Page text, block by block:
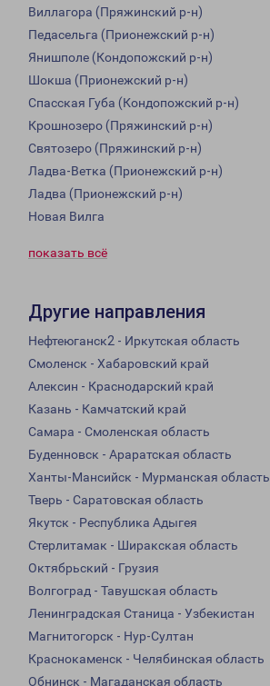
Виллагора (Пряжинский р-н)
Педасельга (Прионежский р-н)
Янишполе (Кондопожский р-н)
Шокша (Прионежский р-н)
Спасская Губа (Кондопожский р-н)
Крошнозеро (Пряжинский р-н)
Святозеро (Пряжинский р-н)
Ладва-Ветка (Прионежский р-н)
Ладва (Прионежский р-н)
Новая Вилга
показать всё
Другие направления
Нефтеюганск2 - Иркутская область
Смоленск - Хабаровский край
Алексин - Краснодарский край
Казань - Камчатский край
Самара - Смоленская область
Буденновск - Араратская область
Ханты-Мансийск - Мурманская область
Тверь - Саратовская область
Якутск - Республика Адыгея
Стерлитамак - Ширакская область
Октябрьский - Грузия
Волгоград - Тавушская область
Ленинградская Станица - Узбекистан
Магнитогорск - Нур-Султан
Краснокаменск - Челябинская область
Обнинск - Магаданская область